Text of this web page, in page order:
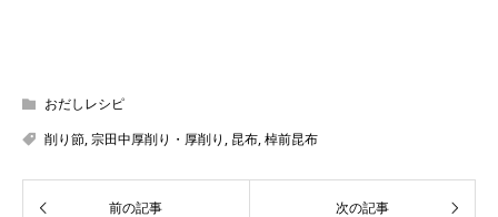
おだしレシピ
削り節,宗田中厚削り・厚削り , 昆布,棹前昆布